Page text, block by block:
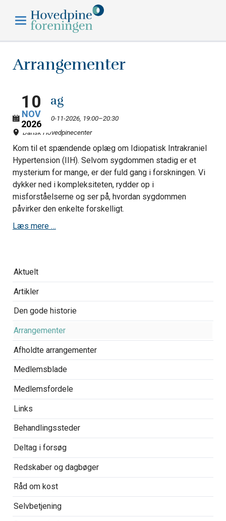
Arrangementer
10
NOV
2026
Foredrag
Tirsdag,
10-11-2026, 19:00–20:30
Dansk Hovedpinecenter
Kom til et spændende oplæg om Idiopatisk Intrakraniel
Hypertension (IIH). Selvom sygdommen stadig er et
mysterium for mange, er der fuld gang i forskningen. Vi
dykker ned i kompleksiteten, rydder op i
misforståelserne og ser på, hvordan sygdommen
påvirker den enkelte forskelligt.
Læs mere …Foredrag
Overspring
navigationen
Aktuelt
Artikler
Den gode historie
Arrangementer
Afholdte arrangementer
Medlemsblade
Medlemsfordele
Links
Behandlingssteder
Deltag i forsøg
Redskaber og dagbøger
Råd om kost
Selvbetjening